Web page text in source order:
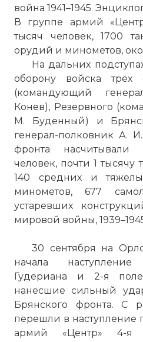
война 1941–1945.
В группе армий
тысяч человек, 1700
орудий и минометов,
На дальних
оборону войска трёх
(командующий
Конев), Резервного
М. Буденный) и
генерал-полковник А.
фронта насчитывали
человек, почти 1 тысячу
140 средних и
минометов, 677
устаревших
мировой войны,
30 сентября на
начала
Гудериана и 2-я
нанесшие сильный
Брянского фронта. С
перешли в наступление
армий «Центр» 4-